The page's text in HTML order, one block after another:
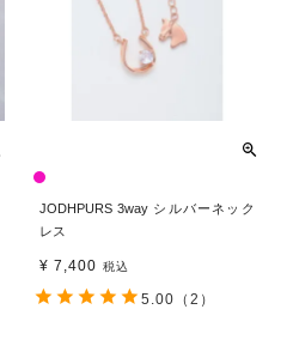
JODHPURS 3way シルバーネック
レス
¥ 7,400 税込
5.00 （2）